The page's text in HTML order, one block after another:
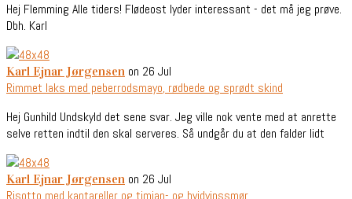
Hej Flemming Alle tiders! Flødeost lyder interessant - det må jeg prøve.
Dbh. Karl
Karl Ejnar Jørgensen on 26 Jul
Rimmet laks med peberrodsmayo, rødbede og sprødt skind
Hej Gunhild Undskyld det sene svar. Jeg ville nok vente med at anrette
selve retten indtil den skal serveres. Så undgår du at den falder lidt
Karl Ejnar Jørgensen on 26 Jul
Risotto med kantareller og timian- og hvidvinssmør